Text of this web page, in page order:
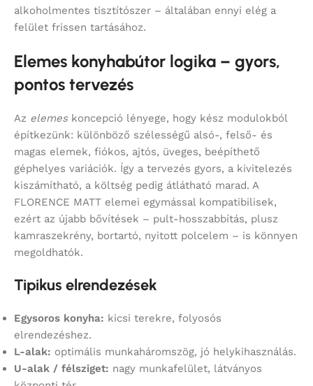
alkoholmentes tisztítószer – általában ennyi elég a
felület frissen tartásához.
Elemes konyhabútor logika – gyors,
pontos tervezés
Az elemeskoncepció lényege, hogy kész modulokból
építkezünk: különböző szélességű alsó-, felső- és
magas elemek, fiókos, ajtós, üveges, beépíthető
géphelyes variációk. Így a tervezés gyors, a kivitelezés
kiszámítható, a költség pedig átlátható marad. A
FLORENCE MATT elemei egymással kompatibilisek,
ezért az újabb bővítések – pult-hosszabbítás, plusz
kamraszekrény, bortartó, nyitott polcelem – is könnyen
megoldhatók.
Tipikus elrendezések
Egysoros konyha: kicsi terekre, folyosós
elrendezéshez.
L-alak: optimális munkaháromszög, jó helykihasználás.
U-alak / félsziget: nagy munkafelület, látványos